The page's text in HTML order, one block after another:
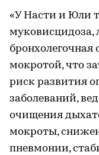
«У Насти и Юли
муковисцидоза,
бронхолегочная
мокротой, что
риск развития
заболеваний,
очищения
мокроты,
пневмонии,